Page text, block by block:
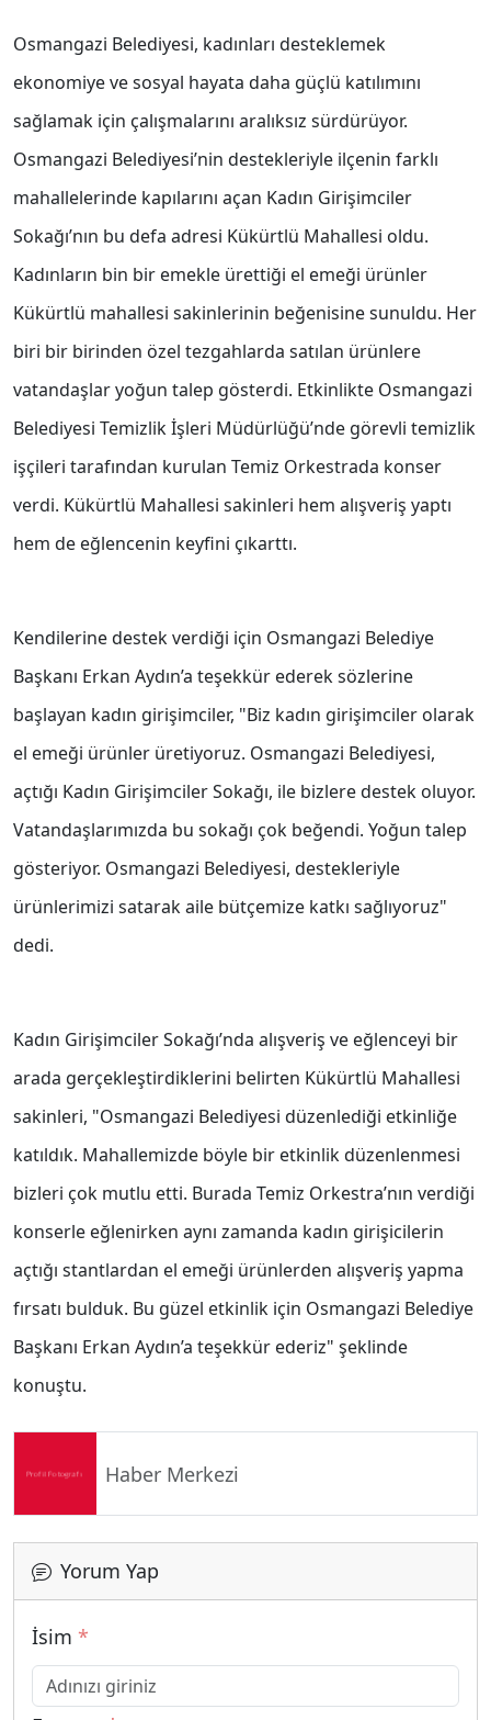
Osmangazi Belediyesi, kadınları desteklemek
ekonomiye ve sosyal hayata daha güçlü katılımını
sağlamak için çalışmalarını aralıksız sürdürüyor.
Osmangazi Belediyesi’nin destekleriyle ilçenin farklı
mahallelerinde kapılarını açan Kadın Girişimciler
Sokağı’nın bu defa adresi Kükürtlü Mahallesi oldu.
Kadınların bin bir emekle ürettiği el emeği ürünler
Kükürtlü mahallesi sakinlerinin beğenisine sunuldu. Her
biri bir birinden özel tezgahlarda satılan ürünlere
vatandaşlar yoğun talep gösterdi. Etkinlikte Osmangazi
Belediyesi Temizlik İşleri Müdürlüğü’nde görevli temizlik
işçileri tarafından kurulan Temiz Orkestrada konser
verdi. Kükürtlü Mahallesi sakinleri hem alışveriş yaptı
hem de eğlencenin keyfini çıkarttı.
Kendilerine destek verdiği için Osmangazi Belediye
Başkanı Erkan Aydın’a teşekkür ederek sözlerine
başlayan kadın girişimciler, "Biz kadın girişimciler olarak
el emeği ürünler üretiyoruz. Osmangazi Belediyesi,
açtığı Kadın Girişimciler Sokağı, ile bizlere destek oluyor.
Vatandaşlarımızda bu sokağı çok beğendi. Yoğun talep
gösteriyor. Osmangazi Belediyesi, destekleriyle
ürünlerimizi satarak aile bütçemize katkı sağlıyoruz"
dedi.
Kadın Girişimciler Sokağı’nda alışveriş ve eğlenceyi bir
arada gerçekleştirdiklerini belirten Kükürtlü Mahallesi
sakinleri, "Osmangazi Belediyesi düzenlediği etkinliğe
katıldık. Mahallemizde böyle bir etkinlik düzenlenmesi
bizleri çok mutlu etti. Burada Temiz Orkestra’nın verdiği
konserle eğlenirken aynı zamanda kadın girişicilerin
açtığı stantlardan el emeği ürünlerden alışveriş yapma
fırsatı bulduk. Bu güzel etkinlik için Osmangazi Belediye
Başkanı Erkan Aydın’a teşekkür ederiz" şeklinde
konuştu.
Haber Merkezi
Yorum Yap
İsim *